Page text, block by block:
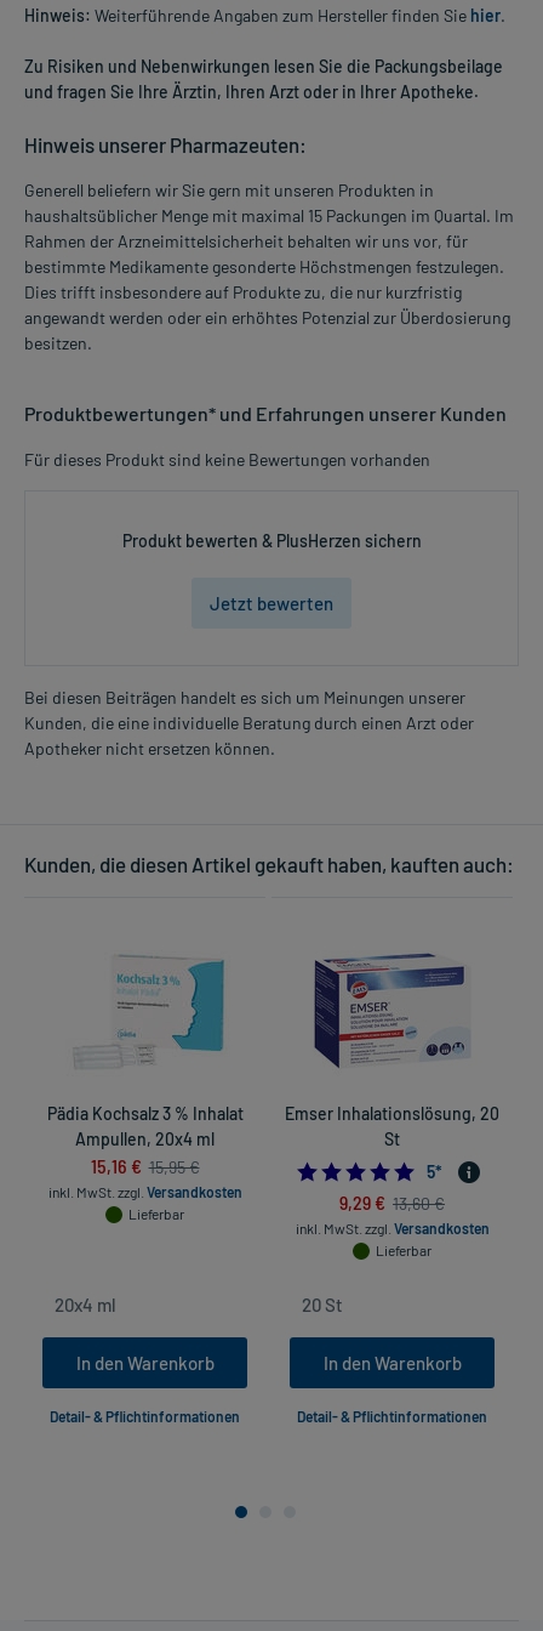
Hinweis: Weiterführende Angaben zum Hersteller finden Sie hier.
Zu Risiken und Nebenwirkungen lesen Sie die Packungsbeilage
und fragen Sie Ihre Ärztin, Ihren Arzt oder in Ihrer Apotheke.
Hinweis unserer Pharmazeuten:
Generell beliefern wir Sie gern mit unseren Produkten in
haushaltsüblicher Menge mit maximal 15 Packungen im Quartal. Im
Rahmen der Arzneimittelsicherheit behalten wir uns vor, für
bestimmte Medikamente gesonderte Höchstmengen festzulegen.
Dies trifft insbesondere auf Produkte zu, die nur kurzfristig
angewandt werden oder ein erhöhtes Potenzial zur Überdosierung
besitzen.
Produktbewertungen* und Erfahrungen unserer Kunden
Für dieses Produkt sind keine Bewertungen vorhanden
Produkt bewerten & PlusHerzen sichern
Jetzt bewerten
Bei diesen Beiträgen handelt es sich um Meinungen unserer
Kunden, die eine individuelle Beratung durch einen Arzt oder
Apotheker nicht ersetzen können.
Kunden, die diesen Artikel gekauft haben, kauften auch:
Pädia Kochsalz 3 % Inhalat
Ampullen, 20x4 ml
15,16 € 15,95 €
inkl. MwSt. zzgl. Versandkosten
Lieferbar
In den Warenkorb
Detail- & Pflichtinformationen
Emser Inhalationslösung, 20
St
5.0
5*
9,29 € 13,60 €
inkl. MwSt. zzgl. Versandkosten
Lieferbar
In den Warenkorb
Detail- & Pflichtinformationen